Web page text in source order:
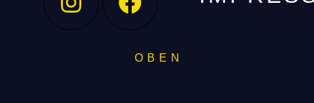
O B E N